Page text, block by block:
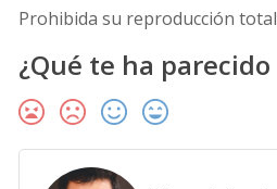
Prohibida su reproducción
¿Qué te ha